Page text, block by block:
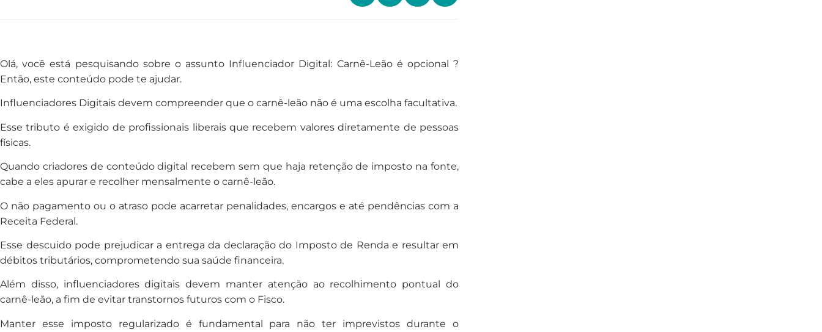
Olá, você está pesquisando sobre o assunto Influenciador Digital: Carnê-Leão é opcional ?
Então, este conteúdo pode te ajudar.
Influenciadores Digitais devem compreender que o carnê-leão não é uma escolha facultativa.
Esse tributo é exigido de profissionais liberais que recebem valores diretamente de pessoas
físicas.
Quando criadores de conteúdo digital recebem sem que haja retenção de imposto na fonte,
cabe a eles apurar e recolher mensalmente o carnê-leão.
O não pagamento ou o atraso pode acarretar penalidades, encargos e até pendências com a
Receita Federal.
Esse descuido pode prejudicar a entrega da declaração do Imposto de Renda e resultar em
débitos tributários, comprometendo sua saúde financeira.
Além disso, influenciadores digitais devem manter atenção ao recolhimento pontual do
carnê-leão, a fim de evitar transtornos futuros com o Fisco.
Manter esse imposto regularizado é fundamental para não ter imprevistos durante o